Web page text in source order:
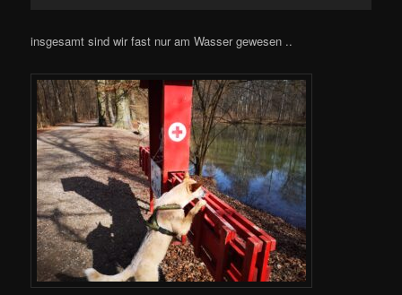
insgesamt sind wir fast nur am Wasser gewesen ..